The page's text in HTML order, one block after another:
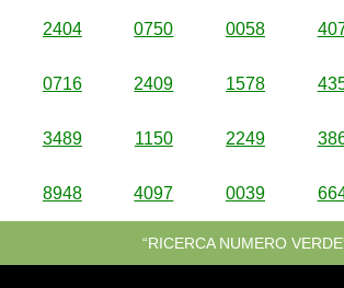
2404 0750 0058
0716 2409 1578
3489 1150 2249
8948 4097 0039
“RICERCA NUMERO